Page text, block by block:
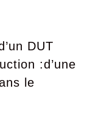
DUT
:d’une
le